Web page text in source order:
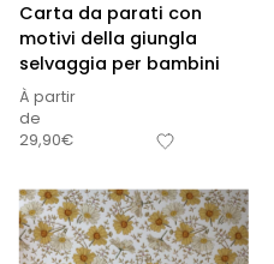
Carta da parati con
motivi della giungla
selvaggia per bambini
À partir
de
29,90€